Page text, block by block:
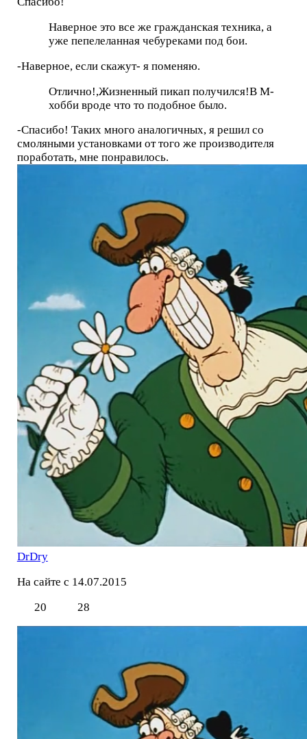
Наверное это все же гражданская техника, а
уже пепелеланная чебуреками под бои.
-Наверное, если скажут- я поменяю.
Отлично!,Жизненный пикап получился!В М-
хобби вроде что то подобное было.
-Спасибо! Таких много аналогичных, я решил со
смоляными установками от того же производителя
поработать, мне понравилось.
DrDry
На сайте с 14.07.2015
20
28